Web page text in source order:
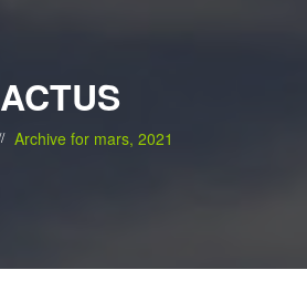
ACTUS
Archive for mars, 2021